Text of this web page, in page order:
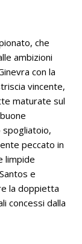
che
ambizioni
con la
vincente,
maturate sul
spogliatoio,
peccato in
limpide
e
la doppietta
concessi dalla